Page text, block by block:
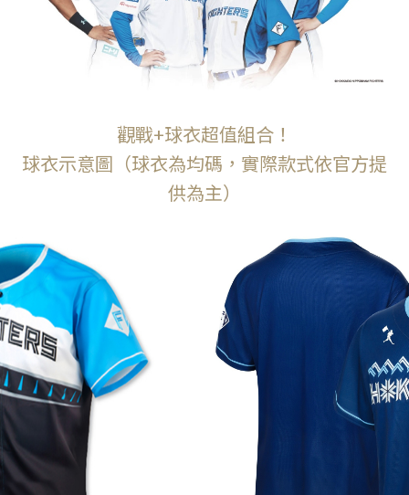
觀戰+球衣超值組合！
球衣示意圖（球衣為均碼，實際款式依官方提
供為主）